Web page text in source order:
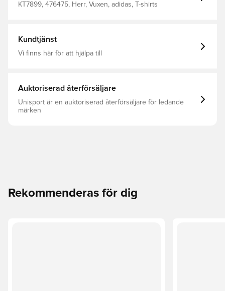
singeljersey-materialet känns smidigt mot huden och ger
och modern känsla. Smal passform 93 % bomull, 7 %
elastan Singeljersey
KT7899, 476475, Herr, Vuxen, adidas, T-shirts
Kundtjänst
Vi finns här för att hjälpa till
Auktoriserad återförsäljare
Unisport är en auktoriserad återförsäljare för ledande
märken
Rekommenderas för dig